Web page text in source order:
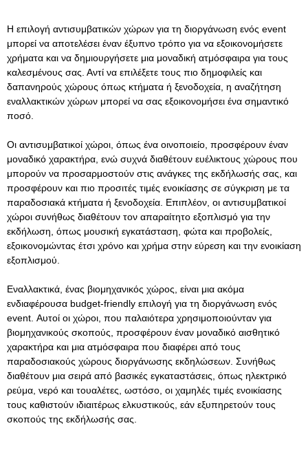
Η επιλογή αντισυμβατικών χώρων για τη διοργάνωση ενός event
μπορεί να αποτελέσει έναν έξυπνο τρόπο για να εξοικονομήσετε
χρήματα και να δημιουργήσετε μια μοναδική ατμόσφαιρα για τους
καλεσμένους σας. Αντί να επιλέξετε τους πιο δημοφιλείς και
δαπανηρούς χώρους όπως κτήματα ή ξενοδοχεία, η αναζήτηση
εναλλακτικών χώρων μπορεί να σας εξοικονομήσει ένα σημαντικό
ποσό.
Οι αντισυμβατικοί χώροι, όπως ένα οινοποιείο , προσφέρουν έναν
μοναδικό χαρακτήρα, ενώ συχνά διαθέτουν ευέλικτους χώρους που
μπορούν να προσαρμοστούν στις ανάγκες της εκδήλωσής σας, και
προσφέρουν και πιο προσιτές τιμές ενοικίασης σε σύγκριση με τα
παραδοσιακά κτήματα ή ξενοδοχεία. Επιπλέον, οι αντισυμβατικοί
χώροι συνήθως διαθέτουν τον απαραίτητο εξοπλισμό για την
εκδήλωση, όπως μουσική εγκατάσταση, φώτα και προβολείς,
εξοικονομώντας έτσι χρόνο και χρήμα στην εύρεση και την ενοικίαση
εξοπλισμού.
Εναλλακτικά, ένας βιομηχανικός χώρος , είναι μια ακόμα
ενδιαφέρουσα budget-friendly επιλογή για τη διοργάνωση ενός
event. Αυτοί οι χώροι, που παλαιότερα χρησιμοποιούνταν για
βιομηχανικούς σκοπούς, προσφέρουν έναν μοναδικό αισθητικό
χαρακτήρα και μια ατμόσφαιρα που διαφέρει από τους
παραδοσιακούς χώρους διοργάνωσης εκδηλώσεων. Συνήθως
διαθέτουν μια σειρά από βασικές εγκαταστάσεις, όπως ηλεκτρικό
ρεύμα, νερό και τουαλέτες, ωστόσο, οι χαμηλές τιμές ενοικίασης
τους καθιστούν ιδιαιτέρως ελκυστικούς, εάν εξυπηρετούν τους
σκοπούς της εκδήλωσής σας.